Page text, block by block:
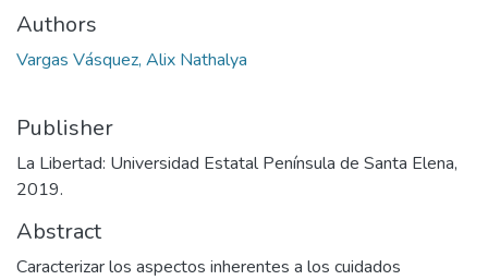
Authors
Vargas Vásquez, Alix Nathalya
Publisher
La Libertad: Universidad Estatal Península de Santa Elena,
2019.
Abstract
Caracterizar los aspectos inherentes a los cuidados